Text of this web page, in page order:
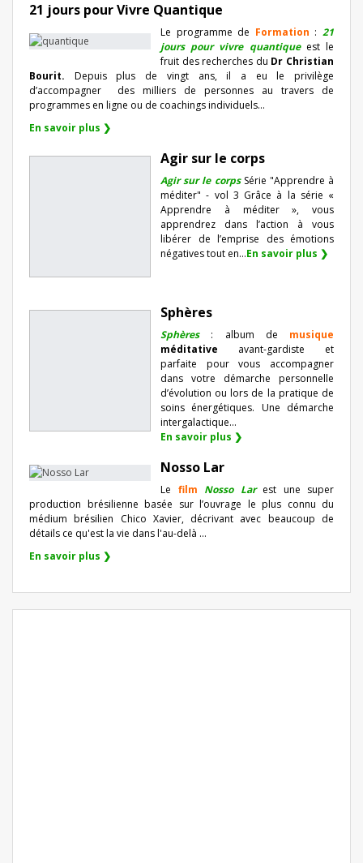
21 jours pour Vivre Quantique
Le programme de Formation :21
jours pour vivre quantiqueest le
fruit des recherches du Dr Christian
Bourit. Depuis plus de vingt ans, il a eu le privilège
d’accompagner
des milliers de personnes au travers de
programmes en ligne ou de coachings individuels…
En savoir plus ❯
Agir sur le corps
Agir sur le corpsSérie "Apprendre à
méditer" - vol 3 Grâce à la série «
Apprendre à méditer », vous
apprendrez dans l’action à vous
libérer de l’emprise des émotions
négatives tout en...En savoir plus ❯
Sphères
Sphères: album de musique
méditative avant-gardiste et
parfaite pour vous accompagner
dans votre démarche personnelle
d’évolution ou lors de la pratique de
soins énergétiques. Une démarche
intergalactique...
En savoir plus ❯
Nosso Lar
Le film Nosso Lar est une super
production brésilienne basée sur l’ouvrage le plus connu du
médium brésilien Chico Xavier, décrivant avec beaucoup de
détails ce qu'est la vie dans l'au-delà ...
En savoir plus ❯